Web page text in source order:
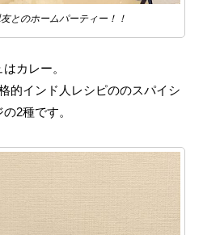
とのホームパーティー！！
カレー。
的インド人レシピののスパイシ
2種です。